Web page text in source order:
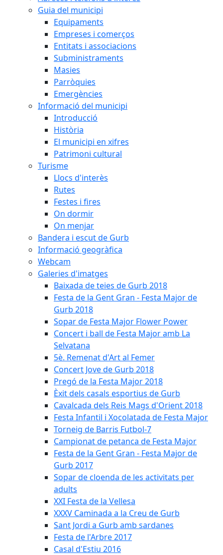
Guia del municipi
Equipaments
Empreses i comerços
Entitats i associacions
Subministraments
Masies
Parròquies
Emergències
Informació del municipi
Introducció
Història
El municipi en xifres
Patrimoni cultural
Turisme
Llocs d'interès
Rutes
Festes i fires
On dormir
On menjar
Bandera i escut de Gurb
Informació geogràfica
Webcam
Galeries d'imatges
Baixada de teies de Gurb 2018
Festa de la Gent Gran - Festa Major de
Gurb 2018
Sopar de Festa Major Flower Power
Concert i ball de Festa Major amb La
Selvatana
5è. Remenat d'Art al Femer
Concert Jove de Gurb 2018
Pregó de la Festa Major 2018
Èxit dels casals esportius de Gurb
Cavalcada dels Reis Mags d'Orient 2018
Festa Infantil i Xocolatada de Festa Major
Torneig de Barris Futbol-7
Campionat de petanca de Festa Major
Festa de la Gent Gran - Festa Major de
Gurb 2017
Sopar de cloenda de les activitats per
adults
XXI Festa de la Vellesa
XXXV Caminada a la Creu de Gurb
Sant Jordi a Gurb amb sardanes
Festa de l'Arbre 2017
Casal d'Estiu 2016